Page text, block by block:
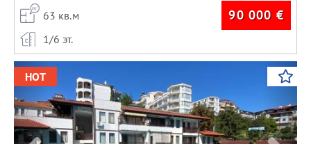
63 кв.м
90 000 €
1/6 эт.
Previous Next
HOT